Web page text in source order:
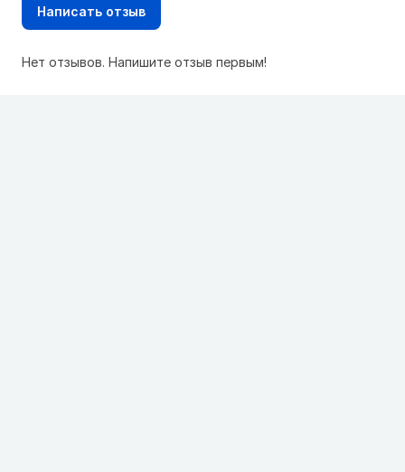
Написать отзыв
Нет отзывов. Напишите отзыв первым!